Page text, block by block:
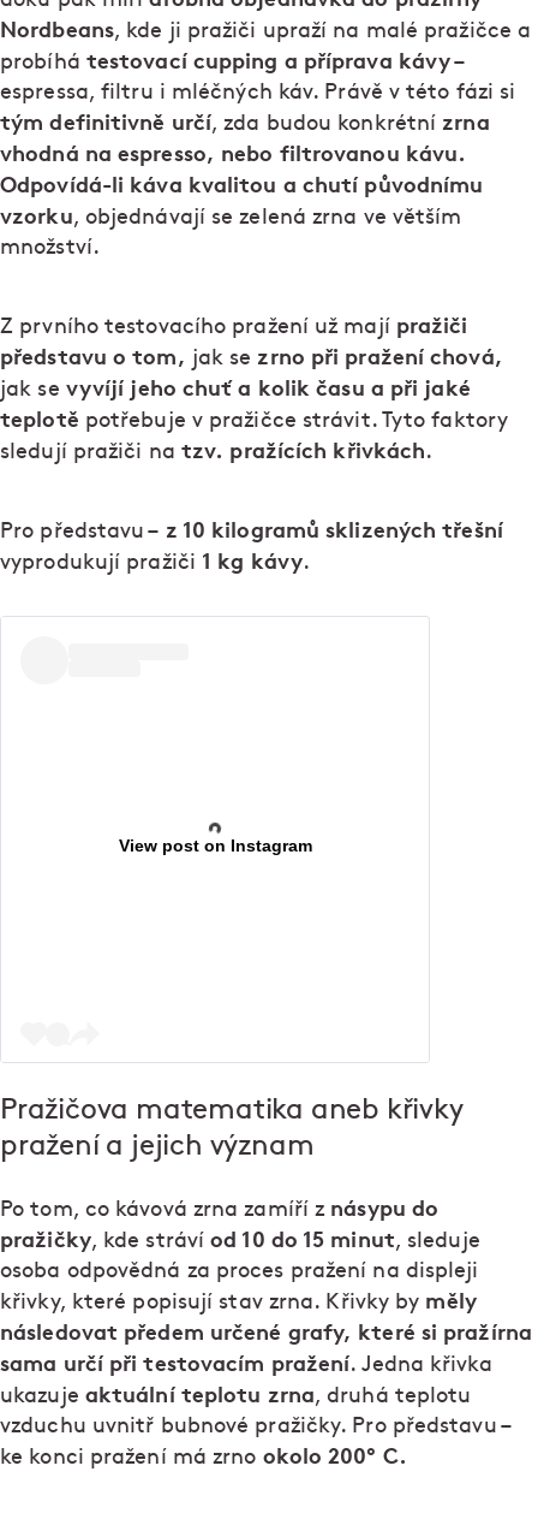
Nordbeans, kde ji pražiči upraží na malé pražičce a
probíhá testovací cupping a příprava kávy–
espressa, filtru i mléčných káv. Právě v této fázi si
tým definitivně určí, zda budou konkrétní zrna
vhodná na espresso, nebo filtrovanou kávu.
Odpovídá-li káva kvalitou a chutí původnímu
vzorku, objednávají se zelená zrna ve větším
množství.
Z prvního testovacího pražení už mají pražiči
představu o tom, jak se zrno při pražení chová,
jak se vyvíjí jeho chuť a kolik času a při jaké
teplotě potřebuje v pražičce strávit. Tyto faktory
sledují pražiči na tzv. pražících křivkách.
Pro představu – z 10 kilogramů sklizených třešní
vyprodukují pražiči 1 kg kávy.
View post on Instagram
Pražičova matematika aneb křivky
pražení a jejich význam
Po tom, co kávová zrna zamíří z násypu do
pražičky, kde strávíod 10 do 15 minut, sleduje
osoba odpovědná za proces pražení na displeji
křivky, které popisují stav zrna. Křivky by měly
následovat předem určené grafy, které si pražírna
sama určí při testovacím pražení. Jedna křivka
ukazuje aktuální teplotu zrna, druhá teplotu
vzduchu uvnitř bubnové pražičky. Pro představu –
ke konci pražení má zrno okolo 200° C.